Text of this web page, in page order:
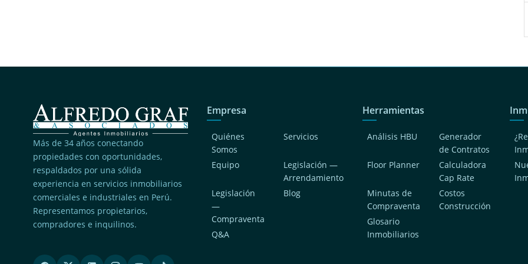
Más de 34 años conectando
propiedades con oportunidades,
respaldados por una sólida
experiencia en servicios inmobiliarios
comerciales e industriales en Perú.
Representamos propietarios,
compradores e inquilinos.
Empresa
Quiénes
Somos
Servicios
Equipo
Legislación —
Arrendamiento
Legislación
—
Compraventa
Blog
Q&A
Herramientas
Análisis HBU
Generador
de Contratos
Floor Planner
Calculadora
Cap Rate
Minutas de
Compraventa
Costos
Construcción
Glosario
Inmobiliarios